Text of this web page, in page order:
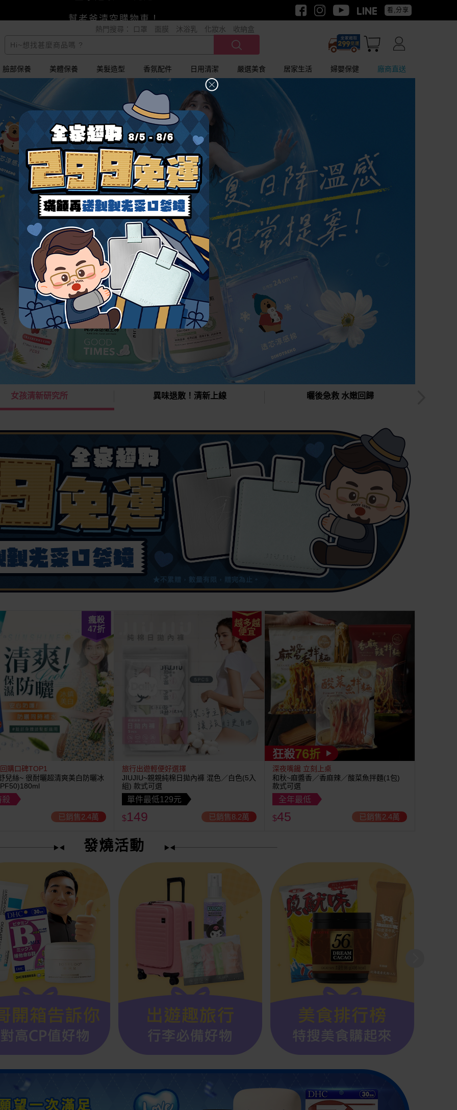
賺美幣~換好禮~立即換GO~
小三美日x全支付~美幣+全點折上折超划算
幫老爸清空購物車！
看,分享
熱門搜尋： 口罩 面膜 沐浴乳 化妝水 收納盒
臉部保養 美體保養 美髮造型 香氛配件 日用清潔 嚴選美食 居家生活 婦嬰保健 廠商直送
女孩清新研究所 異味退散！清新上線 曬後急救 水嫩回歸
瘋殺
47折
購口碑TOP1
兒絲~ 很耐曬超清爽美白防曬冰
殺
已銷售2.4萬
越多越
便宜
旅行出遊輕便好選擇
JIUJIU~親親純棉日拋內褲 混色／白色(5入
組) 款式可選
單件最低129元
$149 已銷售8.2萬
狂殺76折
深夜嘴饞 立刻上桌
和秋~麻醬香／香麻辣／酸菜魚拌麵(1包)
款式可選
全年最低
$45 已銷售2.4萬
發燒活動